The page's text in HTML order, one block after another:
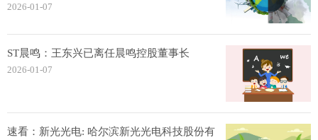
2026-01-07
ST晨鸣：王东兴已离任晨鸣控股董事长
2026-01-07
速看：新光光电: 哈尔滨新光光电科技股份有